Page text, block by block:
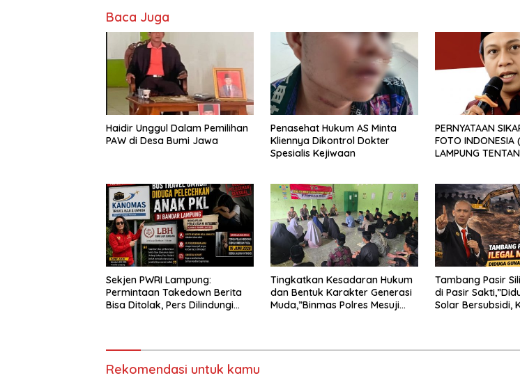
Baca Juga
Haidir Unggul Dalam Pemilihan
PAW di Desa Bumi Jawa
Penasehat Hukum AS Minta
Kliennya Dikontrol Dokter
Spesialis Kejiwaan
PERNYATAAN
FOTO INDONESIA
LAMPUNG
JURNALIS DI
NEGERI
Sekjen PWRI Lampung:
Permintaan Takedown Berita
Bisa Ditolak, Pers Dilindungi
Tingkatkan Kesadaran Hukum
dan Bentuk Karakter Generasi
Muda,”Binmas Polres Mesuji
Tambang Pasir
di Pasir
Solar Bersubsidi,
Rekomendasi untuk kamu